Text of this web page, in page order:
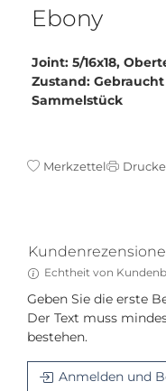
Ebony
Joint: 5/16x18,
Zustand: Gebraucht
Sammelstück
Merkzettel
Echtheit von
Geben Sie die erste
Der Text muss
bestehen.
Anmelden und